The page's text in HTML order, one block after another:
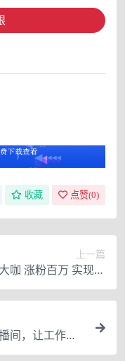
收藏 点赞(0)
上一篇
咖 涨粉百万 实现快
现1000万的现金流
间，让工作更